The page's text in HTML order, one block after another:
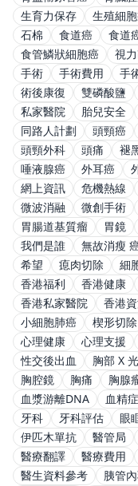
生育力保存
生殖細
石棉
食道癌 食道
食管鱗狀細胞癌
視
手術
手術費用 手
術後康復
雙磷酸鹽
私家醫院
胎兒安全
同路人計劃
頭頸癌
頭頸外科
頭痛 褪
唾液腺癌
外耳癌
網上資訊
危機熱線
微波消融
微創手術
胃腸道基質瘤
胃鏡
我們是誰
無故消瘦
希望
瘜肉切除 細
香港福利
香港健康
香港私家醫院
香港
小細胞肺癌
楔形切除
心理健康
心理支援
性交後出血
胸部 X 光
胸腔鏡
胸痛 胸腺
血漿游離DNA
血精症
牙科
牙科評估 眼
伊匹木單抗
醫管局
醫療翻譯
醫療費用
醫生資料參考
胰管